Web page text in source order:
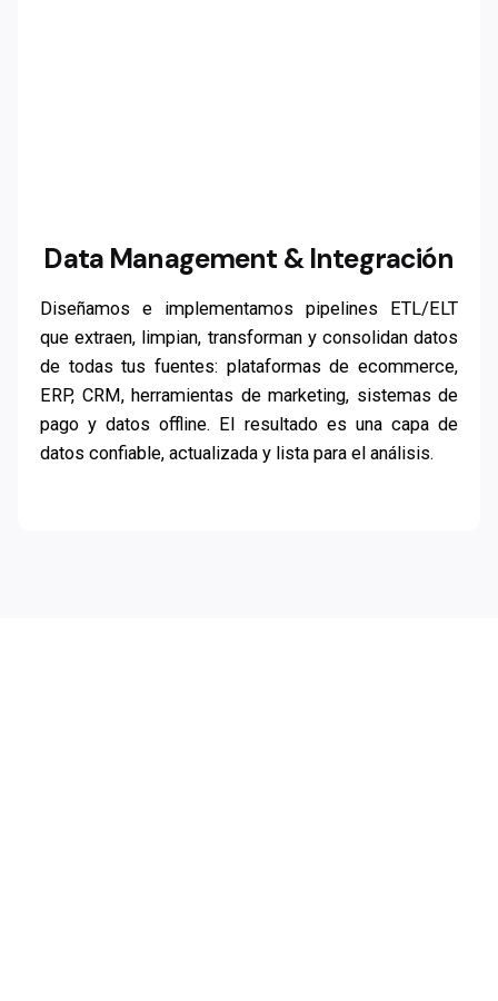
Data Management & Integración
Diseñamos e implementamos pipelines ETL/ELT
que extraen, limpian, transforman y consolidan datos
de todas tus fuentes: plataformas de ecommerce,
ERP, CRM, herramientas de marketing, sistemas de
pago y datos offline. El resultado es una capa de
datos confiable, actualizada y lista para el análisis.